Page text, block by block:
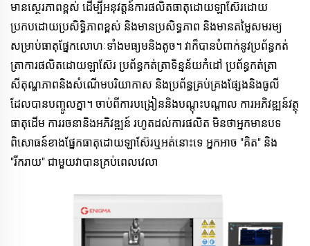
មានស្ថេរភាពខ្ពស់ ដើម្បីអនុវត្តន៍ការផលិតធាតុដោយឡាស៊ែរដោយ
ប្រកបដោយប្រសិទ្ធិភាពខ្ពស់ និងមានប្រសិទ្ធភាព និងមានតម្លៃសមរម្យ
សម្រាប់ធាតុផ្នែកលោហៈទាំងមធ្យមនិងតូច។ វាក៏បានបំពាក់នូវប្រព័ន្ធកត់
ត្រាការផលិតដោយឡាស៊ែរ ប្រព័ន្ធកត់ត្រាទិន្នន័យកំដៅ ប្រព័ន្ធកត់ត្រា
សីតុណ្ហភាពនិងសំណើមបរិយាកាស និងប្រព័ន្ធគ្រប់គ្រងផ្សែងនិងធូលី
ដែលបានបញ្ចូលគ្នា។ ចាប់ពីការបង្រៀននិងបណ្តុះបណ្តាល ការអភិវឌ្ឍន៍វត្ថុ
ធាតុដើម ការរចនានិងអភិវឌ្ឍន៍ រហូតដល់ការផលិត មិនថាអ្នកមានបទ
ពិសោធន៍ខាងផ្នែកធាតុដោយឡាស៊ែរឬអត់នោះទេ អ្នកអាច "គិត" និង
"រីករាយ" ជាមួយវាបានគ្រប់ពេលវេលា